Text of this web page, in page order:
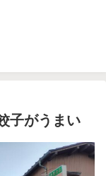
子がうまい